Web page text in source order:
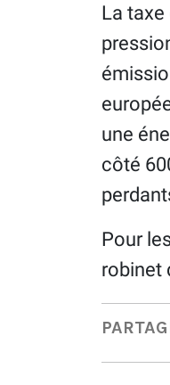
La taxe
une
côté
​Pour
robinet